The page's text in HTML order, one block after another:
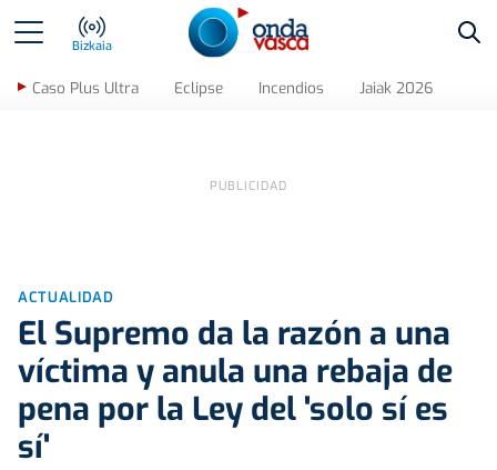
Bizkaia
Caso Plus Ultra Eclipse Incendios Jaiak 2026
ACTUALIDAD
El Supremo da la razón a una
víctima y anula una rebaja de
pena por la Ley del 'solo sí es
sí'